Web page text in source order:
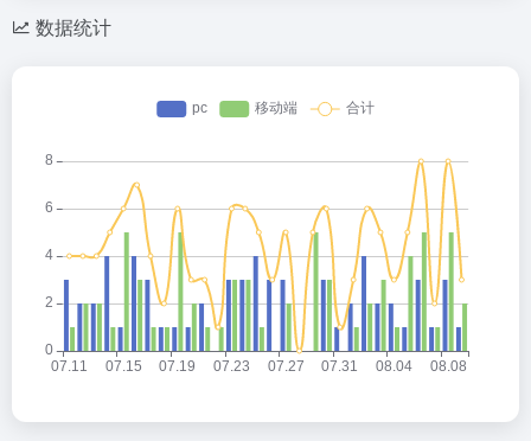
数据统计